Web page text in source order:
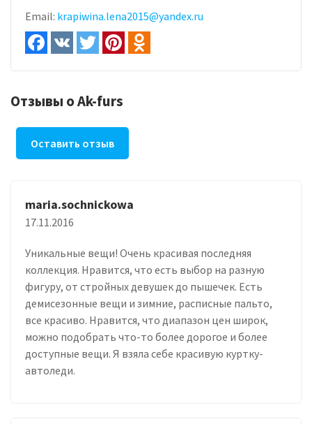
Email: krapiwina.lena2015@yandex.ru
Отзывы о Ak-furs
Оставить отзыв
maria.sochnickowa
17.11.2016
Уникальные вещи! Очень красивая последняя
коллекция. Нравится, что есть выбор на разную
фигуру, от стройных девушек до пышечек. Есть
демисезонные вещи и зимние, расписные пальто,
все красиво. Нравится, что диапазон цен широк,
можно подобрать что-то более дорогое и более
доступные вещи. Я взяла себе красивую куртку-
автоледи.